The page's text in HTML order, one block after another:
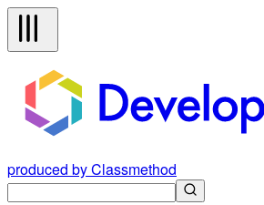
produced by Classmethod